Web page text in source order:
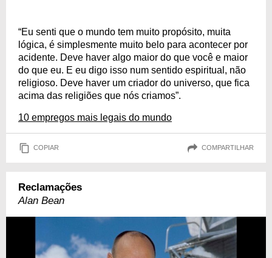
“Eu senti que o mundo tem muito propósito, muita
lógica, é simplesmente muito belo para acontecer por
acidente. Deve haver algo maior do que você e maior
do que eu. E eu digo isso num sentido espiritual, não
religioso. Deve haver um criador do universo, que fica
acima das religiões que nós criamos”.
10 empregos mais legais do mundo
COPIAR COMPARTILHAR
Reclamações
Alan Bean